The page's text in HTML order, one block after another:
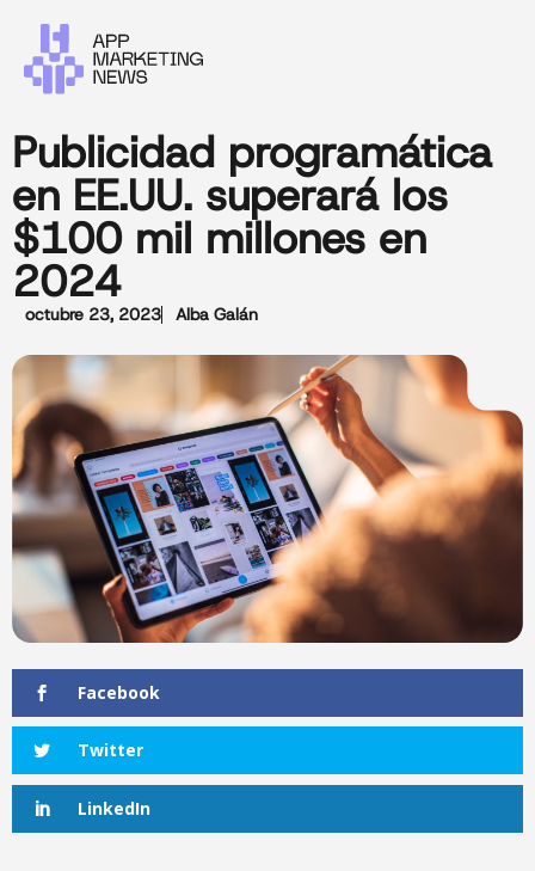
Publicidad programática
en EE.UU. superará los
$100 mil millones en
2024
octubre 23, 2023 Alba Galán
Facebook
Twitter
LinkedIn